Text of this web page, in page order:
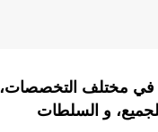
في مختلف التخصصات،
و السلطات